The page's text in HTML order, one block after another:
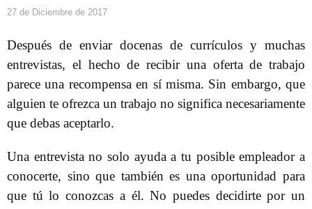
27 de Diciembre de 2017
Después de enviar docenas de currículos y muchas
entrevistas, el hecho de recibir una oferta de trabajo
parece una recompensa en sí misma. Sin embargo, que
alguien te ofrezca un trabajo no significa necesariamente
que debas aceptarlo.
Una entrevista no solo ayuda a tu posible empleador a
conocerte, sino que también es una oportunidad para
que tú lo conozcas a él. No puedes decidirte por un